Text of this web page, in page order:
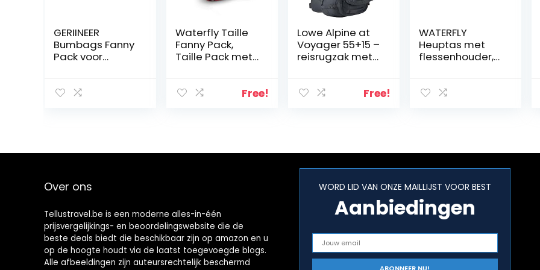
GERIINEER
Bumbags Fanny
Pack voor
waterdichte
n, wandelen,
outdoor-
Waterfly Taille
Fanny Pack,
Taille Pack met
e Bum Bag Hond
Free!
Lowe Alpine at
Voyager 55+15 –
reisrugzak met
Free!
WATERFLY
Heuptas met
flessenhouder,
hondentraining,
kamperen
Over ons
Tellustravel.be is een moderne alles-in-één
prijsvergelijkings- en beoordelingswebsite die de
beste deals biedt die beschikbaar zijn op amazon en u
op de hoogte houdt via de laatst toegevoegde blogs.
Alle afbeeldingen zijn auteursrechtelijk beschermd
WORD LID VAN ONZE MAILLIJST VOOR BEST
Aanbiedingen